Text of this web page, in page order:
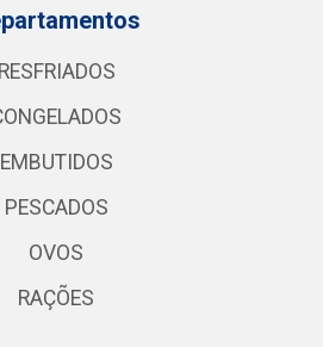
RESFRIADOS
EMBUTIDOS
PESCADOS
OVOS
RAÇÕES